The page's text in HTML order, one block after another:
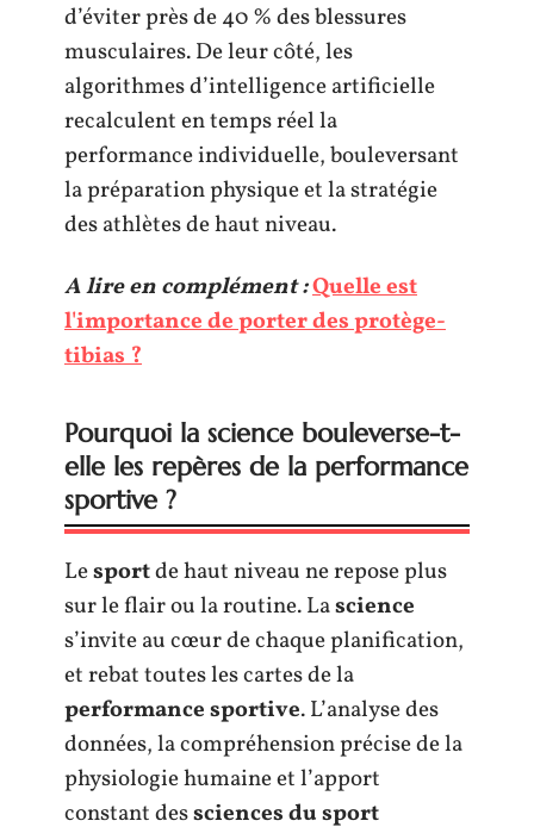
d’éviter près de 40 % des blessures
musculaires. De leur côté, les
algorithmes d’intelligence artificielle
recalculent en temps réel la
performance individuelle, bouleversant
la préparation physique et la stratégie
des athlètes de haut niveau.
A lire en complément :Quelle est
l'importance de porter des protège-
tibias ?
Pourquoi la science bouleverse-t-
elle les repères de la performance
sportive ?
Lesportde haut niveau ne repose plus
sur le flair ou la routine. Lascience
s’invite au cœur de chaque planification,
et rebat toutes les cartes de la
performance sportive. L’analyse des
données, la compréhension précise de la
physiologie humaine et l’apport
constant dessciences du sport